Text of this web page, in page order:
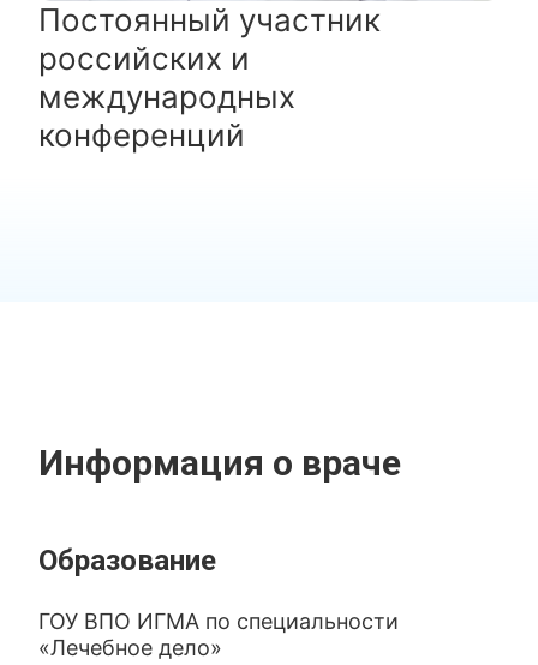
Постоянный участник
российских и
международных
конференций
Информация о враче
Образование
ГОУ ВПО ИГМА по специальности
«Лечебное дело»